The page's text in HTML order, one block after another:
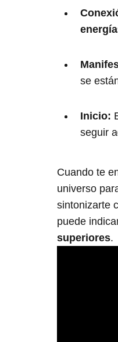
se
Inicio:
seguir
Cuando te
universo
sintonizarte
puede
superiores.